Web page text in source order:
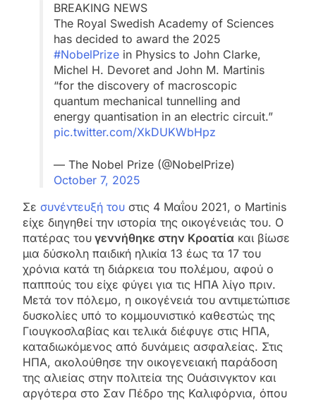
BREAKING NEWS
The Royal Swedish Academy of Sciences
has decided to award the 2025
#NobelPrize in Physics to John Clarke,
Michel H. Devoret and John M. Martinis
“for the discovery of macroscopic
quantum mechanical tunnelling and
energy quantisation in an electric circuit.”
pic.twitter.com/XkDUKWbHpz
— The Nobel Prize (@NobelPrize)
October 7, 2025
Σε συνέντευξή του στις 4 Μαΐου 2021, ο Martinis
είχε διηγηθεί την ιστορία της οικογένειάς του. Ο
πατέρας του γεννήθηκε στην Κροατία και βίωσε
μια δύσκολη παιδική ηλικία 13 έως τα 17 του
χρόνια κατά τη διάρκεια του πολέμου, αφού ο
παππούς του είχε φύγει για τις ΗΠΑ λίγο πριν.
Μετά τον πόλεμο, η οικογένειά του αντιμετώπισε
δυσκολίες υπό το κομμουνιστικό καθεστώς της
Γιουγκοσλαβίας και τελικά διέφυγε στις ΗΠΑ,
καταδιωκόμενος από δυνάμεις ασφαλείας. Στις
ΗΠΑ, ακολούθησε την οικογενειακή παράδοση
της αλιείας στην πολιτεία της Ουάσινγκτον και
αργότερα στο Σαν Πέδρο της Καλιφόρνια, όπου